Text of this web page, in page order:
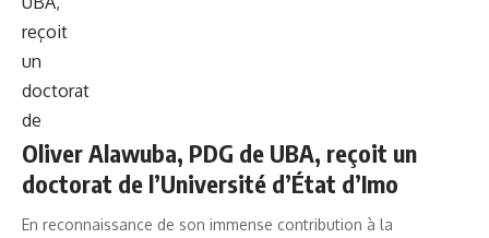
Oliver Alawuba, PDG de UBA, reçoit un
doctorat de l’Université d’État d’Imo
En reconnaissance de son immense contribution à la